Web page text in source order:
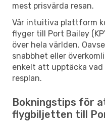
mest prisvärda resan.
Vår intuitiva plattform
flyger till Port Bailey
över hela världen.
snabbhet eller
enkelt att upptäcka
resplan.
Bokningstips för
flygbiljetten till